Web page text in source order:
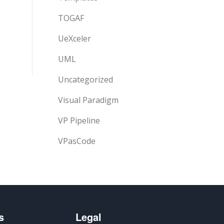
TOGAF
UeXceler
UML
Uncategorized
Visual Paradigm
VP Pipeline
VPasCode
Legal